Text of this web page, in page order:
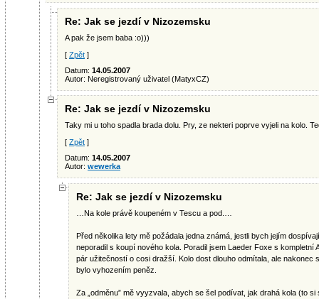
Re: Jak se jezdí v Nizozemsku
A pak že jsem baba :o)))
[ Zpět ]
Datum: 14.05.2007
Autor: Neregistrovaný uživatel (MatyxCZ)
Re: Jak se jezdí v Nizozemsku
Taky mi u toho spadla brada dolu. Pry, ze nekteri poprve vyjeli na kolo.
[ Zpět ]
Datum: 14.05.2007
Autor: wewerka
Re: Jak se jezdí v Nizozemsku
…Na kole právě koupeném v Tescu a pod.…
Před několika lety mě požádala jedna známá, jestli bych jejím
neporadil s koupí nového kola. Poradil jsem Laeder Foxe s kompletní
pár užitečností o cosi dražší. Kolo dost dlouho odmítala, ale nakonec
bylo vyhozením peněz.
Za „odměnu” mě vyyzvala, abych se šel podívat, jak drahá kola (to